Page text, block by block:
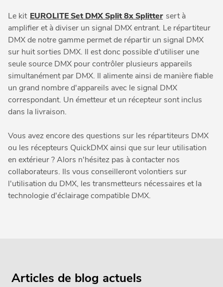
Le kit EUROLITE Set DMX Split 8x Splitter sert à
amplifier et à diviser un signal DMX entrant. Le répartiteur
DMX de notre gamme permet de répartir un signal DMX
sur huit sorties DMX. Il est donc possible d'utiliser une
seule source DMX pour contrôler plusieurs appareils
simultanément par DMX. Il alimente ainsi de manière fiable
un grand nombre d'appareils avec le signal DMX
correspondant. Un émetteur et un récepteur sont inclus
dans la livraison.
Vous avez encore des questions sur les répartiteurs DMX
ou les récepteurs QuickDMX ainsi que sur leur utilisation
en extérieur ? Alors n'hésitez pas à contacter nos
collaborateurs. Ils vous conseilleront volontiers sur
l'utilisation du DMX, les transmetteurs nécessaires et la
technologie d'éclairage compatible DMX.
Articles de blog actuels